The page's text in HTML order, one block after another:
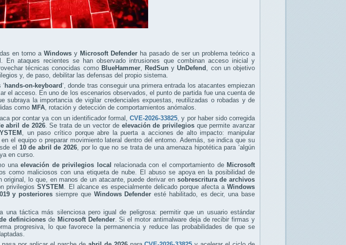
en torno a Windows y Microsoft Defender ha pasado de ser un problema teórico a
En ataques recientes se han observado intrusiones que combinan acceso inicial y
técnicas conocidas como BlueHammer, RedSunyUnDefend
, con un objetivo
y, de paso, debilitar las defensas del propio sistema.
hands-on-keyboard‘, donde tras conseguir una primera entrada los atacantes empiezan
el acceso. En uno de los escenarios observados, el punto de partida fue una cuenta de
subraya la importancia de vigilar credenciales expuestas, reutilizadas o robadas y de
como MFA, rotación y detección de comportamientos anómalos.
por contar ya con un identificador formal,CVE-2026-33825 , y por haber sido corregida
abril de 2026. Se trata de un vector de elevación de privilegiosque permite avanzar
, un paso crítico porque abre la puerta a acciones de alto impacto: manipular
el equipo o preparar movimiento lateral dentro del entorno. Además, se indica que su
el 10 de abril de 2026 , por lo que no se trata de una amenaza hipotética para ‘algún
en curso.
unaelevación de privilegios local relacionada con el comportamiento de Microsoft
como maliciosos con una etiqueta de nube. El abuso se apoya en la posibilidad de
lo que, en manos de un atacante, puede derivar en sobrescritura de archivos
privilegiosSYSTEM . El alcance es especialmente delicado porque afecta aWindows
y posteriores siempre que Windows Defender esté habilitado, es decir, una base
a una táctica más silenciosa pero igual de peligrosa: permitir que un usuario estándar
definiciones de Microsoft Defender. Si el motor antimalware deja de recibir firmas y
progresiva, lo que favorece la permanencia y reduce las probabilidades de que se